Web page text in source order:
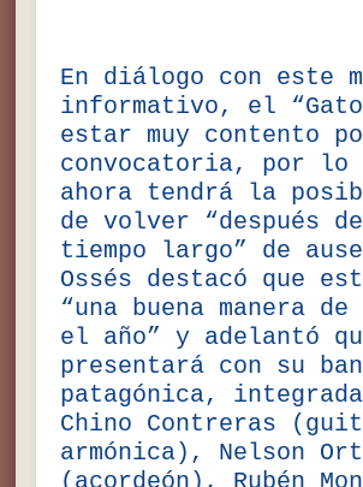
En diálogo con este
informativo, el
estar muy contento
convocatoria, por lo
ahora tendrá la
de volver “después
tiempo largo” de
Ossés destacó que
“una buena manera de
el año” y adelantó
presentará con su
patagónica,
Chino Contreras
armónica), Nelson